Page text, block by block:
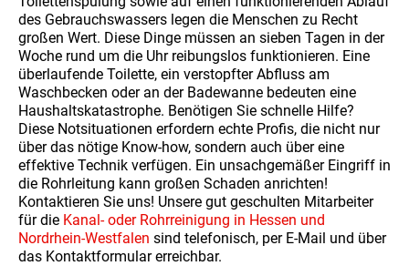
des Gebrauchswassers legen die Menschen zu Recht
großen Wert. Diese Dinge müssen an sieben Tagen in der
Woche rund um die Uhr reibungslos funktionieren. Eine
überlaufende Toilette, ein verstopfter Abfluss am
Waschbecken oder an der Badewanne bedeuten eine
Haushaltskatastrophe. Benötigen Sie schnelle Hilfe?
Diese Notsituationen erfordern echte Profis, die nicht nur
über das nötige Know-how, sondern auch über eine
effektive Technik verfügen. Ein unsachgemäßer Eingriff in
die Rohrleitung kann großen Schaden anrichten!
Kontaktieren Sie uns! Unsere gut geschulten Mitarbeiter
für die Kanal- oder Rohrreinigung in Hessen und
Nordrhein-Westfalen sind telefonisch, per E-Mail und über
das Kontaktformular erreichbar.